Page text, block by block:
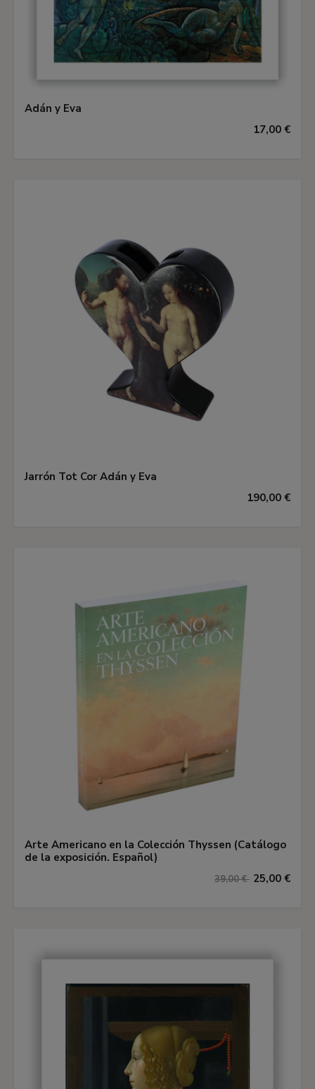
Adán y Eva
17,00 €
Jarrón Tot Cor Adán y Eva
190,00 €
Arte Americano en la Colección Thyssen (Catálogo
de la exposición. Español)
39,00 € 25,00 €